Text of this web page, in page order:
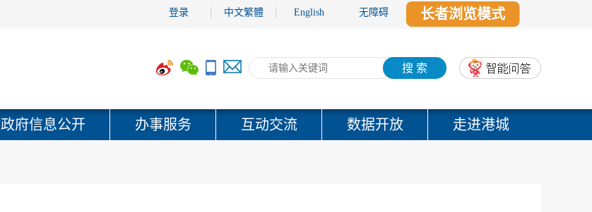
登录 中文繁體 English 无障碍 长者浏览模式
搜 索
政府信息公开 办事服务 互动交流 数据开放 走进港城